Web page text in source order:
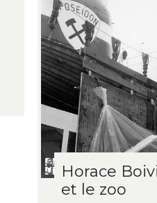
Horace
et le zoo